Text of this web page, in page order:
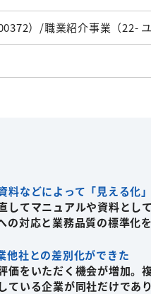
）/職業紹介事業（22- ユ
料などによって「見える化
してマニュアルや資料とし
対応と業務品質の標準化を
他社との差別化ができた
価をいただく機会が増加。
ている企業が同社だけであ